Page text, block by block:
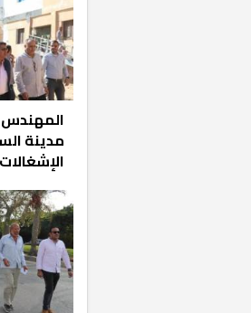
المهندس
مدينة
الإشغالات